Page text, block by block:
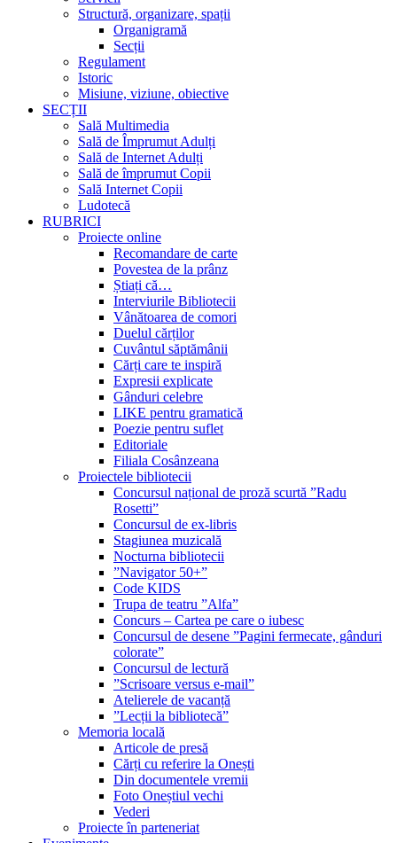
Structură, organizare, spații
Organigramă
Secții
Regulament
Istoric
Misiune, viziune, obiective
SECȚII
Sală Multimedia
Sală de Împrumut Adulți
Sală de Internet Adulți
Sală de împrumut Copii
Sală Internet Copii
Ludotecă
RUBRICI
Proiecte online
Recomandare de carte
Povestea de la prânz
Știați că…
Interviurile Bibliotecii
Vânătoarea de comori
Duelul cărților
Cuvântul săptămânii
Cărți care te inspiră
Expresii explicate
Gânduri celebre
LIKE pentru gramatică
Poezie pentru suflet
Editoriale
Filiala Cosânzeana
Proiectele bibliotecii
Concursul național de proză scurtă ”Radu
Rosetti”
Concursul de ex-libris
Stagiunea muzicală
Nocturna bibliotecii
”Navigator 50+”
Code KIDS
Trupa de teatru ”Alfa”
Concurs – Cartea pe care o iubesc
Concursul de desene ”Pagini fermecate, gânduri
colorate”
Concursul de lectură
”Scrisoare versus e-mail”
Atelierele de vacanță
”Lecții la bibliotecă”
Memoria locală
Articole de presă
Cărți cu referire la Onești
Din documentele vremii
Foto Oneștiul vechi
Vederi
Proiecte în parteneriat